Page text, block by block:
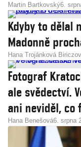
Martin Bartkovský6.
Kdyby to dělal
Madonně
Hana Trojánková
Fotograf
ale svědectví.
ani neviděl, co
Hana Benešová6. srpna